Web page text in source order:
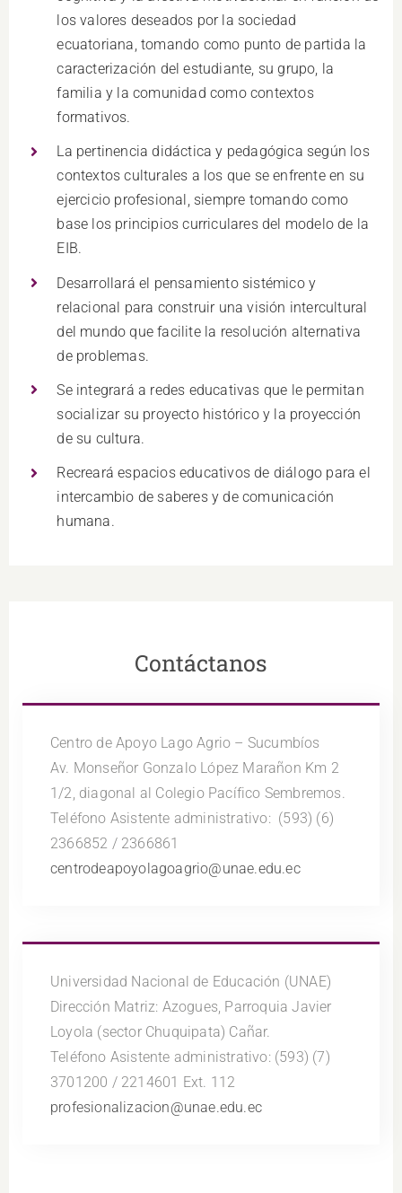
los valores deseados por la sociedad
ecuatoriana, tomando como punto de partida la
caracterización del estudiante, su grupo, la
familia y la comunidad como contextos
formativos.
La pertinencia didáctica y pedagógica según los
contextos culturales a los que se enfrente en su
ejercicio profesional, siempre tomando como
base los principios curriculares del modelo de la
EIB.
Desarrollará el pensamiento sistémico y
relacional para construir una visión intercultural
del mundo que facilite la resolución alternativa
de problemas.
Se integrará a redes educativas que le permitan
socializar su proyecto histórico y la proyección
de su cultura.
Recreará espacios educativos de diálogo para el
intercambio de saberes y de comunicación
humana.
Contáctanos
Centro de Apoyo Lago Agrio – Sucumbíos
Av. Monseñor Gonzalo López Marañon Km 2
1/2, diagonal al Colegio Pacífico Sembremos.
Teléfono Asistente administrativo: (593) (6)
2366852 / 2366861
centrodeapoyolagoagrio@unae.edu.ec
Universidad Nacional de Educación (UNAE)
Dirección Matriz: Azogues, Parroquia Javier
Loyola (sector Chuquipata) Cañar.
Teléfono Asistente administrativo: (593) (7)
3701200 / 2214601 Ext. 112
profesionalizacion@unae.edu.ec